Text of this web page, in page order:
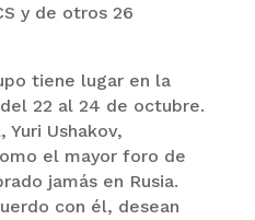
y de otros 26
tiene lugar en la
22 al 24 de octubre.
Yuri Ushakov,
el mayor foro de
jamás en Rusia.
con él, desean